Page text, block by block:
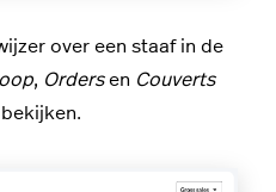
over een staaf in de
, Ordersen Couverts